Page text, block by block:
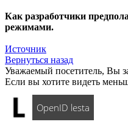
Как разработчики
режимами.
Источник
Вернуться назад
Уважаемый посетитель, Вы
Если вы хотите видеть
OpenID lesta